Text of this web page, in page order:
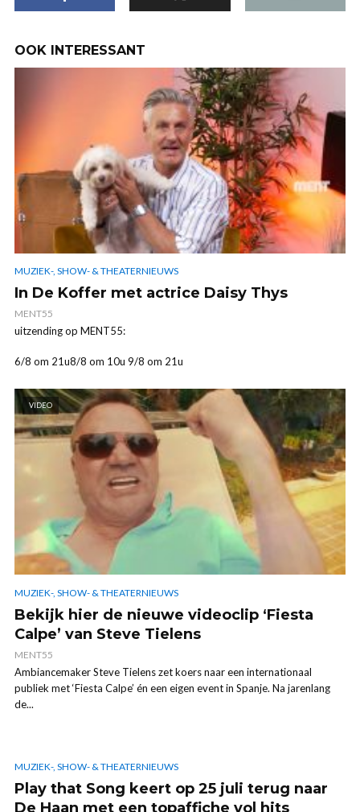
OOK INTERESSANT
MUZIEK-, SHOW- & THEATERNIEUWS
In De Koffer met actrice Daisy Thys
MENT55
uitzending op MENT55:
6/8 om 21u8/8 om 10u 9/8 om 21u
VIDEO
MUZIEK-, SHOW- & THEATERNIEUWS
Bekijk hier de nieuwe videoclip ‘Fiesta
Calpe’ van Steve Tielens
MENT55
Ambiancemaker Steve Tielens zet koers naar een internationaal
publiek met ‘Fiesta Calpe’ én een eigen event in Spanje. Na jarenlang
de...
MUZIEK-, SHOW- & THEATERNIEUWS
Play that Song keert op 25 juli terug naar
De Haan met een topaffiche vol hits